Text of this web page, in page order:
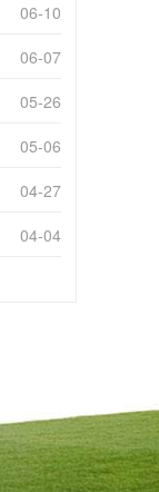
06-10
06-07
05-26
05-06
04-27
04-04